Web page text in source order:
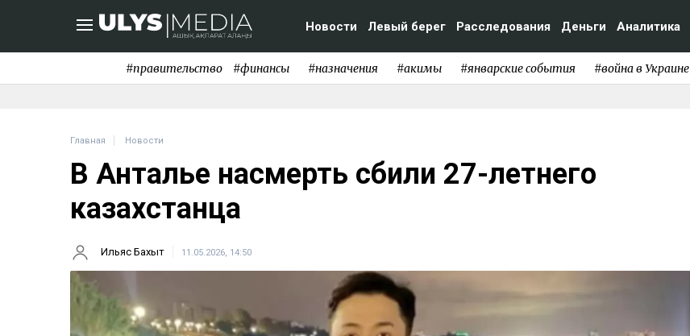
Новости Левый берег Расследования Деньги Аналитика
#правительство #финансы #назначения #акимы #январские события #война в Украине
Главная Новости
В Анталье насмерть сбили 27-летнего
казахстанца
Ильяс Бахыт 11.05.2026, 14:50